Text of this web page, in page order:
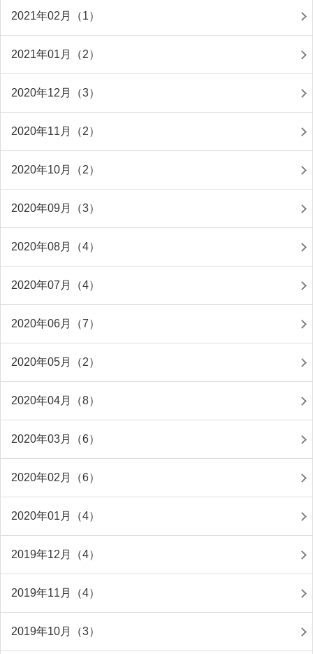
2021年02月（1）
2021年01月（2）
2020年12月（3）
2020年11月（2）
2020年10月（2）
2020年09月（3）
2020年08月（4）
2020年07月（4）
2020年06月（7）
2020年05月（2）
2020年04月（8）
2020年03月（6）
2020年02月（6）
2020年01月（4）
2019年12月（4）
2019年11月（4）
2019年10月（3）